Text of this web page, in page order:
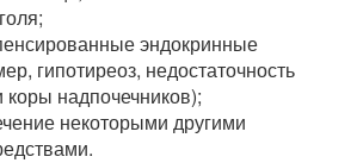
эндокринные
гипотиреоз, недостаточность
надпочечников);
некоторыми другими